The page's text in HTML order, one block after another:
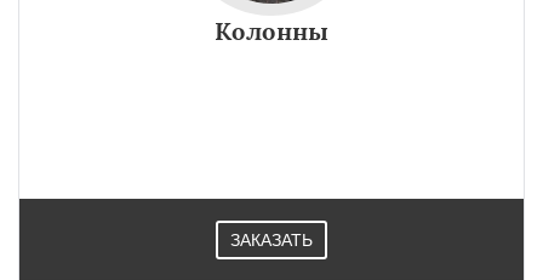
Колонны
ЗАКАЗАТЬ